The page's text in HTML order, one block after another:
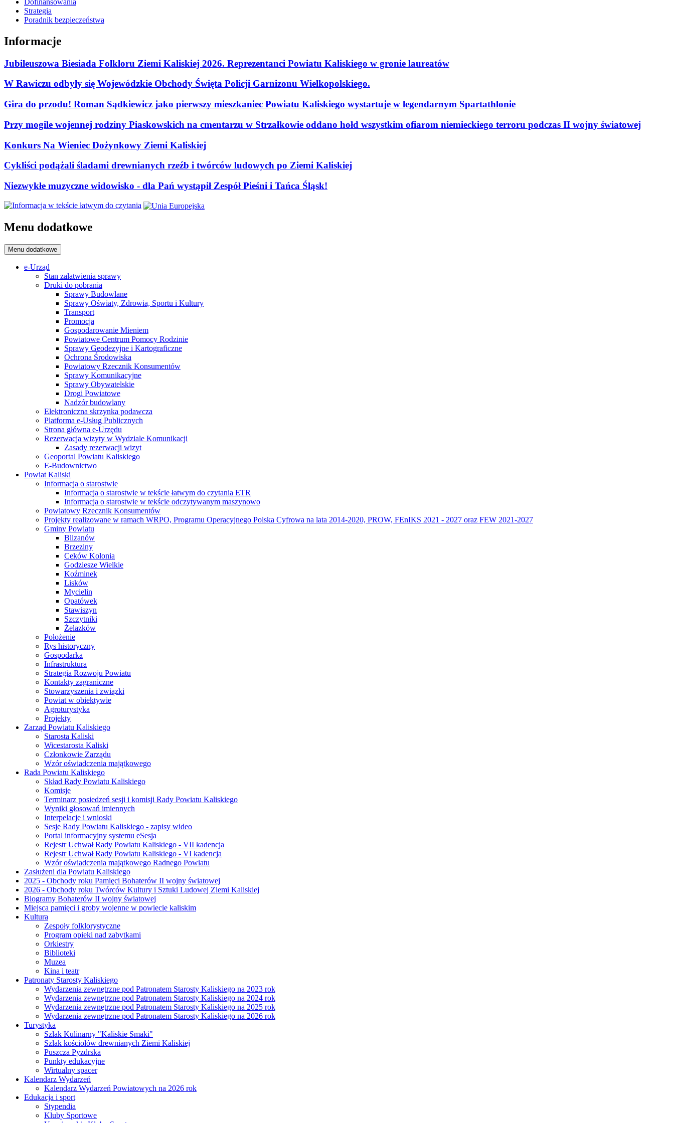
Dofinansowania
Strategia
Poradnik bezpieczeństwa
Informacje
Jubileuszowa Biesiada Folkloru Ziemi Kaliskiej 2026. Reprezentanci Powiatu Kaliskiego w gronie laureatów
W Rawiczu odbyły się Wojewódzkie Obchody Święta Policji Garnizonu Wielkopolskiego.
Gira do przodu! Roman Sądkiewicz jako pierwszy mieszkaniec Powiatu Kaliskiego wystartuje w legendarnym Spartathlonie
Przy mogile wojennej rodziny Piaskowskich na cmentarzu w Strzałkowie oddano hołd wszystkim ofiarom niemieckiego terroru podczas II wojny światowej
Konkurs Na Wieniec Dożynkowy Ziemi Kaliskiej
Cykliści podążali śladami drewnianych rzeźb i twórców ludowych po Ziemi Kaliskiej
Niezwykłe muzyczne widowisko - dla Pań wystąpił Zespół Pieśni i Tańca Śląsk!
Menu dodatkowe
Menu dodatkowe
e-Urząd
Stan załatwienia sprawy
Druki do pobrania
Sprawy Budowlane
Sprawy Oświaty, Zdrowia, Sportu i Kultury
Transport
Promocja
Gospodarowanie Mieniem
Powiatowe Centrum Pomocy Rodzinie
Sprawy Geodezyjne i Kartograficzne
Ochrona Środowiska
Powiatowy Rzecznik Konsumentów
Sprawy Komunikacyjne
Sprawy Obywatelskie
Drogi Powiatowe
Nadzór budowlany
Elektroniczna skrzynka podawcza
Platforma e-Usług Publicznych
Strona główna e-Urzędu
Rezerwacja wizyty w Wydziale Komunikacji
Zasady rezerwacji wizyt
Geoportal Powiatu Kaliskiego
E-Budownictwo
Powiat Kaliski
Informacja o starostwie
Informacja o starostwie w tekście łatwym do czytania ETR
Informacja o starostwie w tekście odczytywanym maszynowo
Powiatowy Rzecznik Konsumentów
Projekty realizowane w ramach WRPO, Programu Operacyjnego Polska Cyfrowa na lata 2014-2020, PROW, FEnIKS 2021 - 2027 oraz FEW 2021-2027
Gminy Powiatu
Blizanów
Brzeziny
Ceków Kolonia
Godziesze Wielkie
Koźminek
Lisków
Mycielin
Opatówek
Stawiszyn
Szczytniki
Żelazków
Położenie
Rys historyczny
Gospodarka
Infrastruktura
Strategia Rozwoju Powiatu
Kontakty zagraniczne
Stowarzyszenia i związki
Powiat w obiektywie
Agroturystyka
Projekty
Zarząd Powiatu Kaliskiego
Starosta Kaliski
Wicestarosta Kaliski
Członkowie Zarządu
Wzór oświadczenia majątkowego
Rada Powiatu Kaliskiego
Skład Rady Powiatu Kaliskiego
Komisje
Terminarz posiedzeń sesji i komisji Rady Powiatu Kaliskiego
Wyniki głosowań imiennych
Interpelacje i wnioski
Sesje Rady Powiatu Kaliskiego - zapisy wideo
Portal informacyjny systemu eSesja
Rejestr Uchwał Rady Powiatu Kaliskiego - VII kadencja
Rejestr Uchwał Rady Powiatu Kaliskiego - VI kadencja
Wzór oświadczenia majątkowego Radnego Powiatu
Zasłużeni dla Powiatu Kaliskiego
2025 - Obchody roku Pamięci Bohaterów II wojny światowej
2026 - Obchody roku Twórców Kultury i Sztuki Ludowej Ziemi Kaliskiej
Biogramy Bohaterów II wojny światowej
Miejsca pamięci i groby wojenne w powiecie kaliskim
Kultura
Zespoły folklorystyczne
Program opieki nad zabytkami
Orkiestry
Biblioteki
Muzea
Kina i teatr
Patronaty Starosty Kaliskiego
Wydarzenia zewnętrzne pod Patronatem Starosty Kaliskiego na 2023 rok
Wydarzenia zewnętrzne pod Patronatem Starosty Kaliskiego na 2024 rok
Wydarzenia zewnętrzne pod Patronatem Starosty Kaliskiego na 2025 rok
Wydarzenia zewnętrzne pod Patronatem Starosty Kaliskiego na 2026 rok
Turystyka
Szlak Kulinarny "Kaliskie Smaki"
Szlak kościołów drewnianych Ziemi Kaliskiej
Puszcza Pyzdrska
Punkty edukacyjne
Wirtualny spacer
Kalendarz Wydarzeń
Kalendarz Wydarzeń Powiatowych na 2026 rok
Edukacja i sport
Stypendia
Kluby Sportowe